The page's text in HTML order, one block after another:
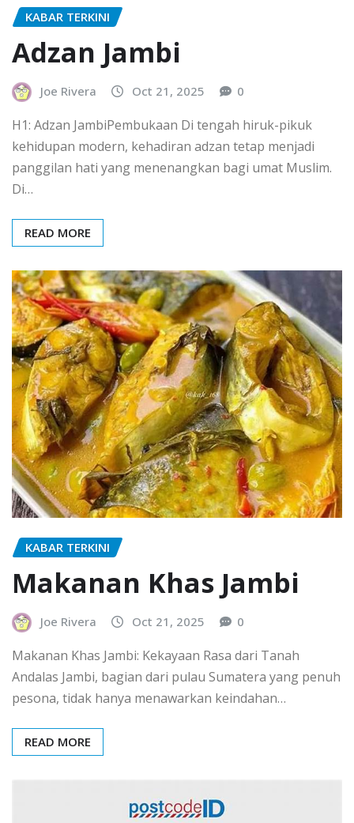
KABAR TERKINI
Adzan Jambi
Joe Rivera Oct 21, 2025 0
H1: Adzan JambiPembukaan Di tengah hiruk-pikuk
kehidupan modern, kehadiran adzan tetap menjadi
panggilan hati yang menenangkan bagi umat Muslim.
Di…
READ MORE
KABAR TERKINI
Makanan Khas Jambi
Joe Rivera Oct 21, 2025 0
Makanan Khas Jambi: Kekayaan Rasa dari Tanah
Andalas Jambi, bagian dari pulau Sumatera yang penuh
pesona, tidak hanya menawarkan keindahan…
READ MORE